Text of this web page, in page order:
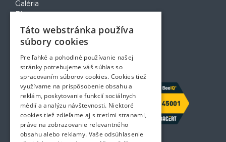
Galéria
Blog
Voľné pozície
Zapožičanie krabíc
Rady a tipy pri sťahovaní
Prepravný poriadok
Kontakt
Táto webstránka používa
súbory cookies
Pre ľahké a pohodlné používanie našej
stránky potrebujeme váš súhlas so
spracovaním súborov cookies. Cookies tiež
využívame na prispôsobenie obsahu a
reklám, poskytovanie funkcií sociálnych
médií a analýzu návštevnosti. Niektoré
cookies tiež zdieľame aj s tretími stranami,
práve na zobrazovanie relevantného
obsahu alebo reklamy. Vaše odsúhlasenie